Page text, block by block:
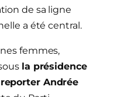
de sa ligne
a été central.
femmes,
la présidence
Andrée